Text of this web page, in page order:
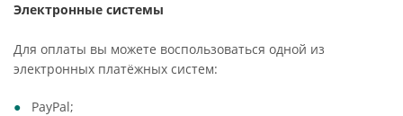
Электронные системы
Для оплаты вы можете воспользоваться одной из
электронных платёжных систем:
PayPal;